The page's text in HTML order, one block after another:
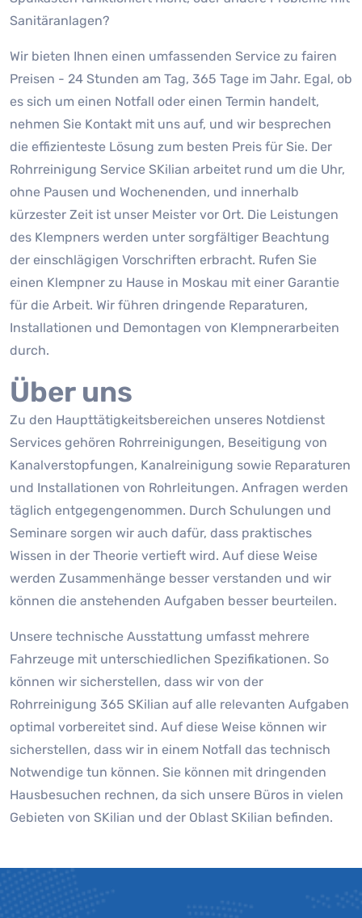
Sanitäranlagen?
Wir bieten Ihnen einen umfassenden Service zu fairen
Preisen - 24 Stunden am Tag, 365 Tage im Jahr. Egal, ob
es sich um einen Notfall oder einen Termin handelt,
nehmen Sie Kontakt mit uns auf, und wir besprechen
die effizienteste Lösung zum besten Preis für Sie. Der
Rohrreinigung Service SKilian arbeitet rund um die Uhr,
ohne Pausen und Wochenenden, und innerhalb
kürzester Zeit ist unser Meister vor Ort. Die Leistungen
des Klempners werden unter sorgfältiger Beachtung
der einschlägigen Vorschriften erbracht. Rufen Sie
einen Klempner zu Hause in Moskau mit einer Garantie
für die Arbeit. Wir führen dringende Reparaturen,
Installationen und Demontagen von Klempnerarbeiten
durch.
Über uns
Zu den Haupttätigkeitsbereichen unseres Notdienst
Services gehören Rohrreinigungen, Beseitigung von
Kanalverstopfungen, Kanalreinigung sowie Reparaturen
und Installationen von Rohrleitungen. Anfragen werden
täglich entgegengenommen. Durch Schulungen und
Seminare sorgen wir auch dafür, dass praktisches
Wissen in der Theorie vertieft wird. Auf diese Weise
werden Zusammenhänge besser verstanden und wir
können die anstehenden Aufgaben besser beurteilen.
Unsere technische Ausstattung umfasst mehrere
Fahrzeuge mit unterschiedlichen Spezifikationen. So
können wir sicherstellen, dass wir von der
Rohrreinigung 365 SKilian auf alle relevanten Aufgaben
optimal vorbereitet sind. Auf diese Weise können wir
sicherstellen, dass wir in einem Notfall das technisch
Notwendige tun können. Sie können mit dringenden
Hausbesuchen rechnen, da sich unsere Büros in vielen
Gebieten von SKilian und der Oblast SKilian befinden.